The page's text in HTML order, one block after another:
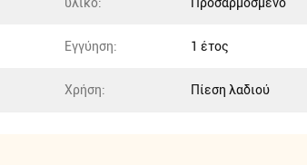
Εγγύηση: 1 έτος
Χρήση: Πίεση λαδιού